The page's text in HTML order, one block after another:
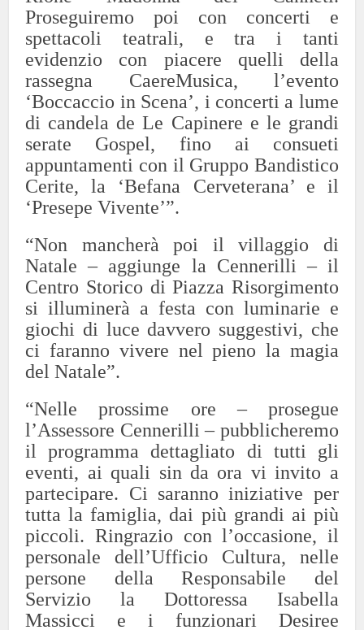
Proseguiremo poi con concerti e
spettacoli teatrali, e tra i tanti
evidenzio con piacere quelli della
rassegna CaereMusica, l’evento
‘Boccaccio in Scena’, i concerti a lume
di candela de Le Capinere e le grandi
serate Gospel, fino ai consueti
appuntamenti con il Gruppo Bandistico
Cerite, la ‘Befana Cerveterana’ e il
‘Presepe Vivente’”.
“Non mancherà poi il villaggio di
Natale – aggiunge la Cennerilli – il
Centro Storico di Piazza Risorgimento
si illuminerà a festa con luminarie e
giochi di luce davvero suggestivi, che
ci faranno vivere nel pieno la magia
del Natale”.
“Nelle prossime ore – prosegue
l’Assessore Cennerilli – pubblicheremo
il programma dettagliato di tutti gli
eventi, ai quali sin da ora vi invito a
partecipare. Ci saranno iniziative per
tutta la famiglia, dai più grandi ai più
piccoli. Ringrazio con l’occasione, il
personale dell’Ufficio Cultura, nelle
persone della Responsabile del
Servizio la Dottoressa Isabella
Massicci e i funzionari Desiree